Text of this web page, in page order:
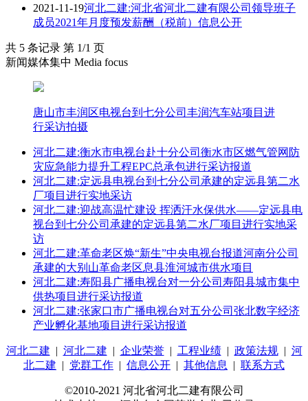
2021-11-19河北二建:河北省河北二建有限公司领导班子
成员2021年月度预发薪酬（税前）信息公开
共 5 条记录 第 1/1 页
新闻媒体集中 Media focus
唐山市丰润区电视台到七分公司丰润汽车站项目进
行采访拍摄
河北二建:衡水市电视台赴十分公司衡水市区燃气管网防
灾应急能力提升工程EPC总承包进行采访报道
河北二建:定远县电视台到七分公司承建的定远县第二水
厂项目进行实地采访
河北二建:迎战高温忙建设 挥洒汗水保供水——定远县电
视台到七分公司承建的定远县第二水厂项目进行实地采
访
河北二建:革命老区焕“新生”中央电视台报道河南分公司
承建的大别山革命老区息县淮河城市供水项目
河北二建:寿阳县广播电视台对一分公司寿阳县城市集中
供热项目进行采访报道
河北二建:张家口市广播电视台对五分公司张北数字经济
产业孵化基地项目进行采访报道
河北二建 | 河北二建 | 企业荣誉| 工程业绩| 政策法规| 河
北二建 | 党群工作 | 信息公开 | 其他信息 | 联系方式
©2010-2021 河北省河北二建有限公司